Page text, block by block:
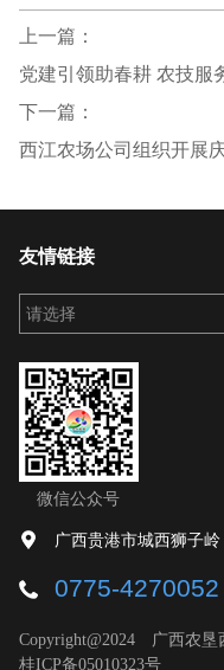
上一篇：
党建引领助春耕 农技服
下一篇：
西江农场公司组织开展
友情链接
请选择
微信公众号
广西贵港市城西狮子岭
0775-4270052
Copyright@2024 广西农垦
桂ICP备05010323号